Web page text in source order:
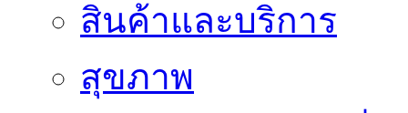
สินค้าและบริการ
สุขภาพ